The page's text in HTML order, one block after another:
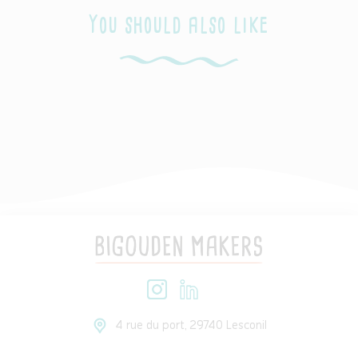
You should also like
4 rue du port, 29740 Lesconil